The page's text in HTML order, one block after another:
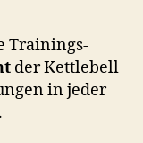
Trainings-
der Kettlebell
in jeder